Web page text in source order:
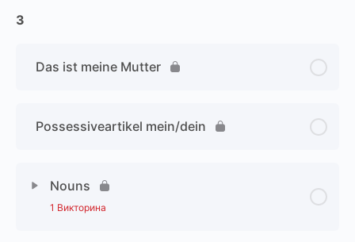
3
Das ist meine Mutter
Possessiveartikel mein/dein
Nouns
1 Викторина